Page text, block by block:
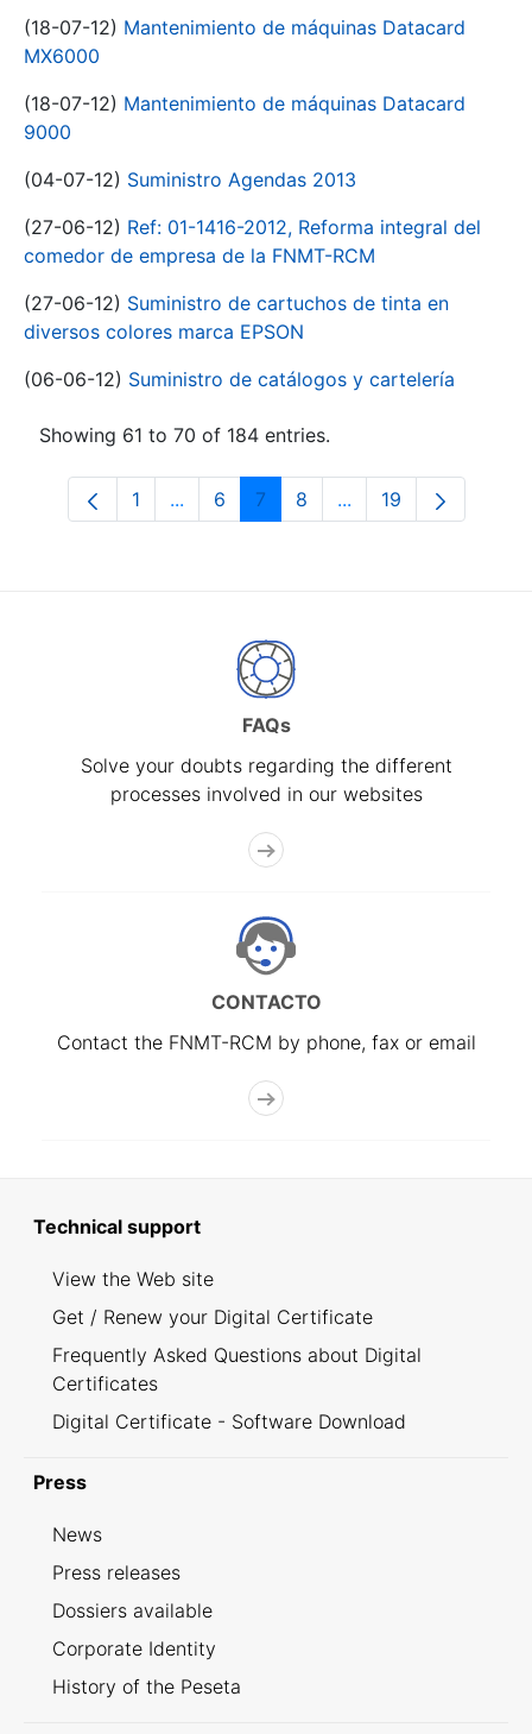
(18-07-12) Mantenimiento de máquinas Datacard
MX6000
(18-07-12) Mantenimiento de máquinas Datacard
9000
(04-07-12) Suministro Agendas 2013
(27-06-12) Ref: 01-1416-2012, Reforma integral del
comedor de empresa de la FNMT-RCM
(27-06-12) Suministro de cartuchos de tinta en
diversos colores marca EPSON
(06-06-12) Suministro de catálogos y cartelería
Showing 61 to 70 of 184 entries.
Page
1 ...Intermediate Pages Use TAB to
Page
6 Page
7 Page
8 ...Intermediate Pages
Page
19
FAQs
Solve your doubts regarding the different
processes involved in our websites
CONTACTO
Contact the FNMT-RCM by phone, fax or email
Technical support
View the Web site
Get / Renew your Digital Certificate
Frequently Asked Questions about Digital
Certificates
Digital Certificate - Software Download
Press
News
Press releases
Dossiers available
Corporate Identity
History of the Peseta